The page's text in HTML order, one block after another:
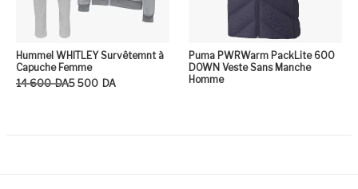
Hummel WHITLEY Survêtemnt à
Capuche Femme
14 600 DA
Le prix initial était : 14 600DA.
5 500 DA
Le prix actuel est : 5 500DA.
Puma PWRWarm PackLite 600
DOWN Veste Sans Manche
Homme